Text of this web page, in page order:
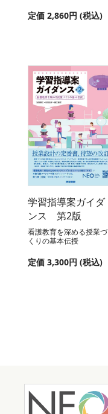
定価 2,860円 (税込)
学習指導案ガイダ
ンス 第2版
看護教育を深める授業づ
くりの基本伝授
定価 3,300円 (税込)